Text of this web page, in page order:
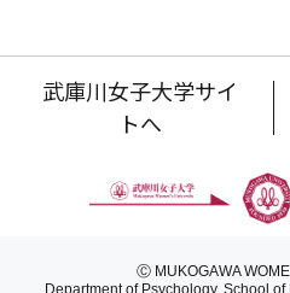
武庫川女子大学サイ
トへ
Ⓒ MUKOGAWA
Department of Psychology, School